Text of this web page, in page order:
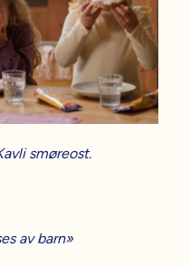
smøreost.
av barn»